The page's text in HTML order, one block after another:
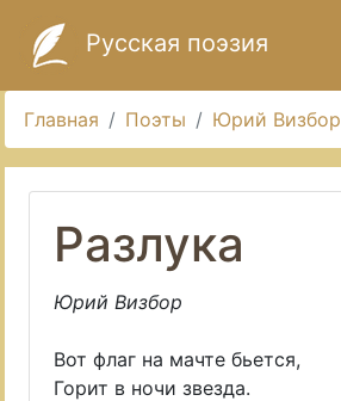
Русская поэзия
Главная Поэты Юрий Визбор
Разлука
Юрий Визбор
Вот флаг на мачте бьется,
Горит в ночи звезда.